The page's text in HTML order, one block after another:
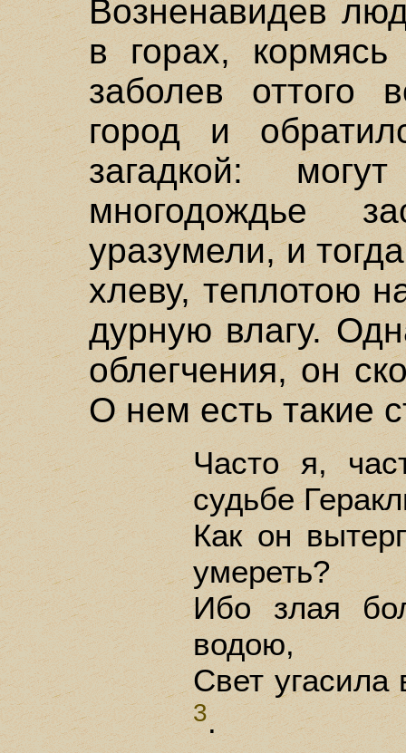
Возненавидев
в горах,
заболев оттого
город и
загадкой:
многодождье
уразумели, и
хлеву, теплотою
дурную влагу.
облегчения, он
О нем есть такие
Часто я,
судьбе
Как он
умереть?
Ибо злая
водою,
Свет угасила
3.